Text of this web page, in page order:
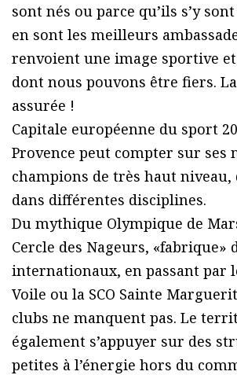
sont nés ou parce qu’ils s’y
en sont les meilleurs
renvoient une image sportive
dont nous pouvons être fiers.
assurée !
Capitale européenne du sport
Provence peut compter sur ses
champions de très haut
dans différentes disciplines.
Du mythique Olympique de
Cercle des Nageurs, «fabrique»
internationaux, en passant par
Voile ou la SCO Sainte
clubs ne manquent pas. Le
également s’appuyer sur des
petites à l’énergie hors du